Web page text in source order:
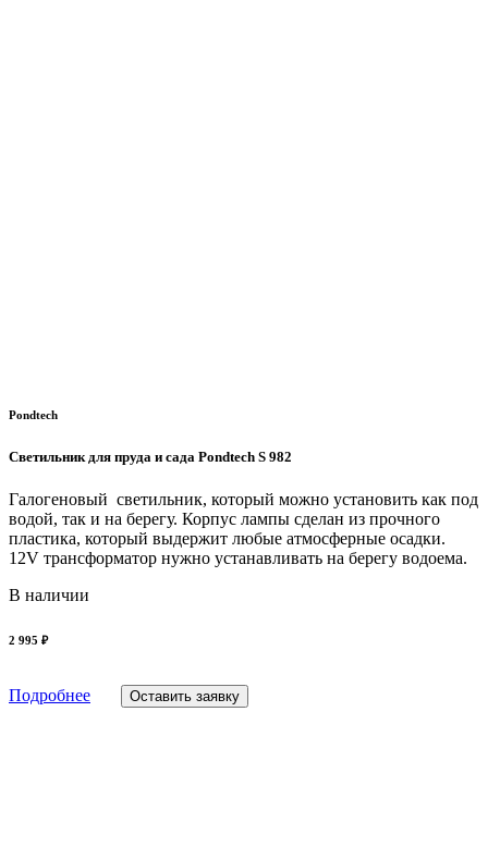
Pondtech
Светильник для пруда и сада Pondtech S 982
Галогеновый светильник, который можно установить как под
водой, так и на берегу. Корпус лампы сделан из прочного
пластика, который выдержит любые атмосферные осадки.
12V трансформатор нужно устанавливать на берегу водоема.
В наличии
2 995 ₽
Подробнее Оставить заявку